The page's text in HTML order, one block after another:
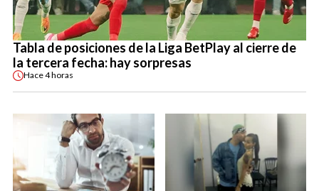
Tabla de posiciones de la Liga BetPlay al cierre de
la tercera fecha: hay sorpresas
Hace4 horas